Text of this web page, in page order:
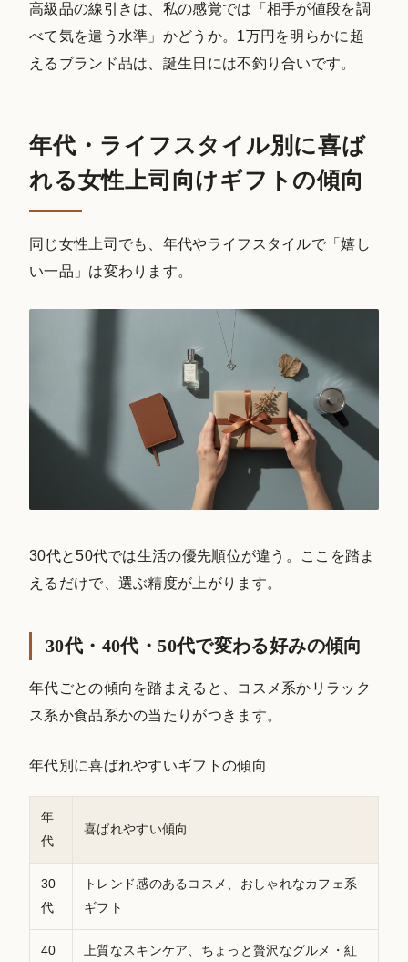
高級品の線引きは、私の感覚では「相手が値段を調
べて気を遣う水準」かどうか。1万円を明らかに超
えるブランド品は、誕生日には不釣り合いです。
年代・ライフスタイル別に喜ば
れる女性上司向けギフトの傾向
同じ女性上司でも、年代やライフスタイルで「嬉し
い一品」は変わります。
30代と50代では生活の優先順位が違う。ここを踏ま
えるだけで、選ぶ精度が上がります。
30代・40代・50代で変わる好みの傾向
年代ごとの傾向を踏まえると、コスメ系かリラック
ス系か食品系かの当たりがつきます。
年代別に喜ばれやすいギフトの傾向
年
代
喜ばれやすい傾向
30
代
トレンド感のあるコスメ、おしゃれなカフェ系
ギフト
40
上質なスキンケア、ちょっと贅沢なグルメ・紅